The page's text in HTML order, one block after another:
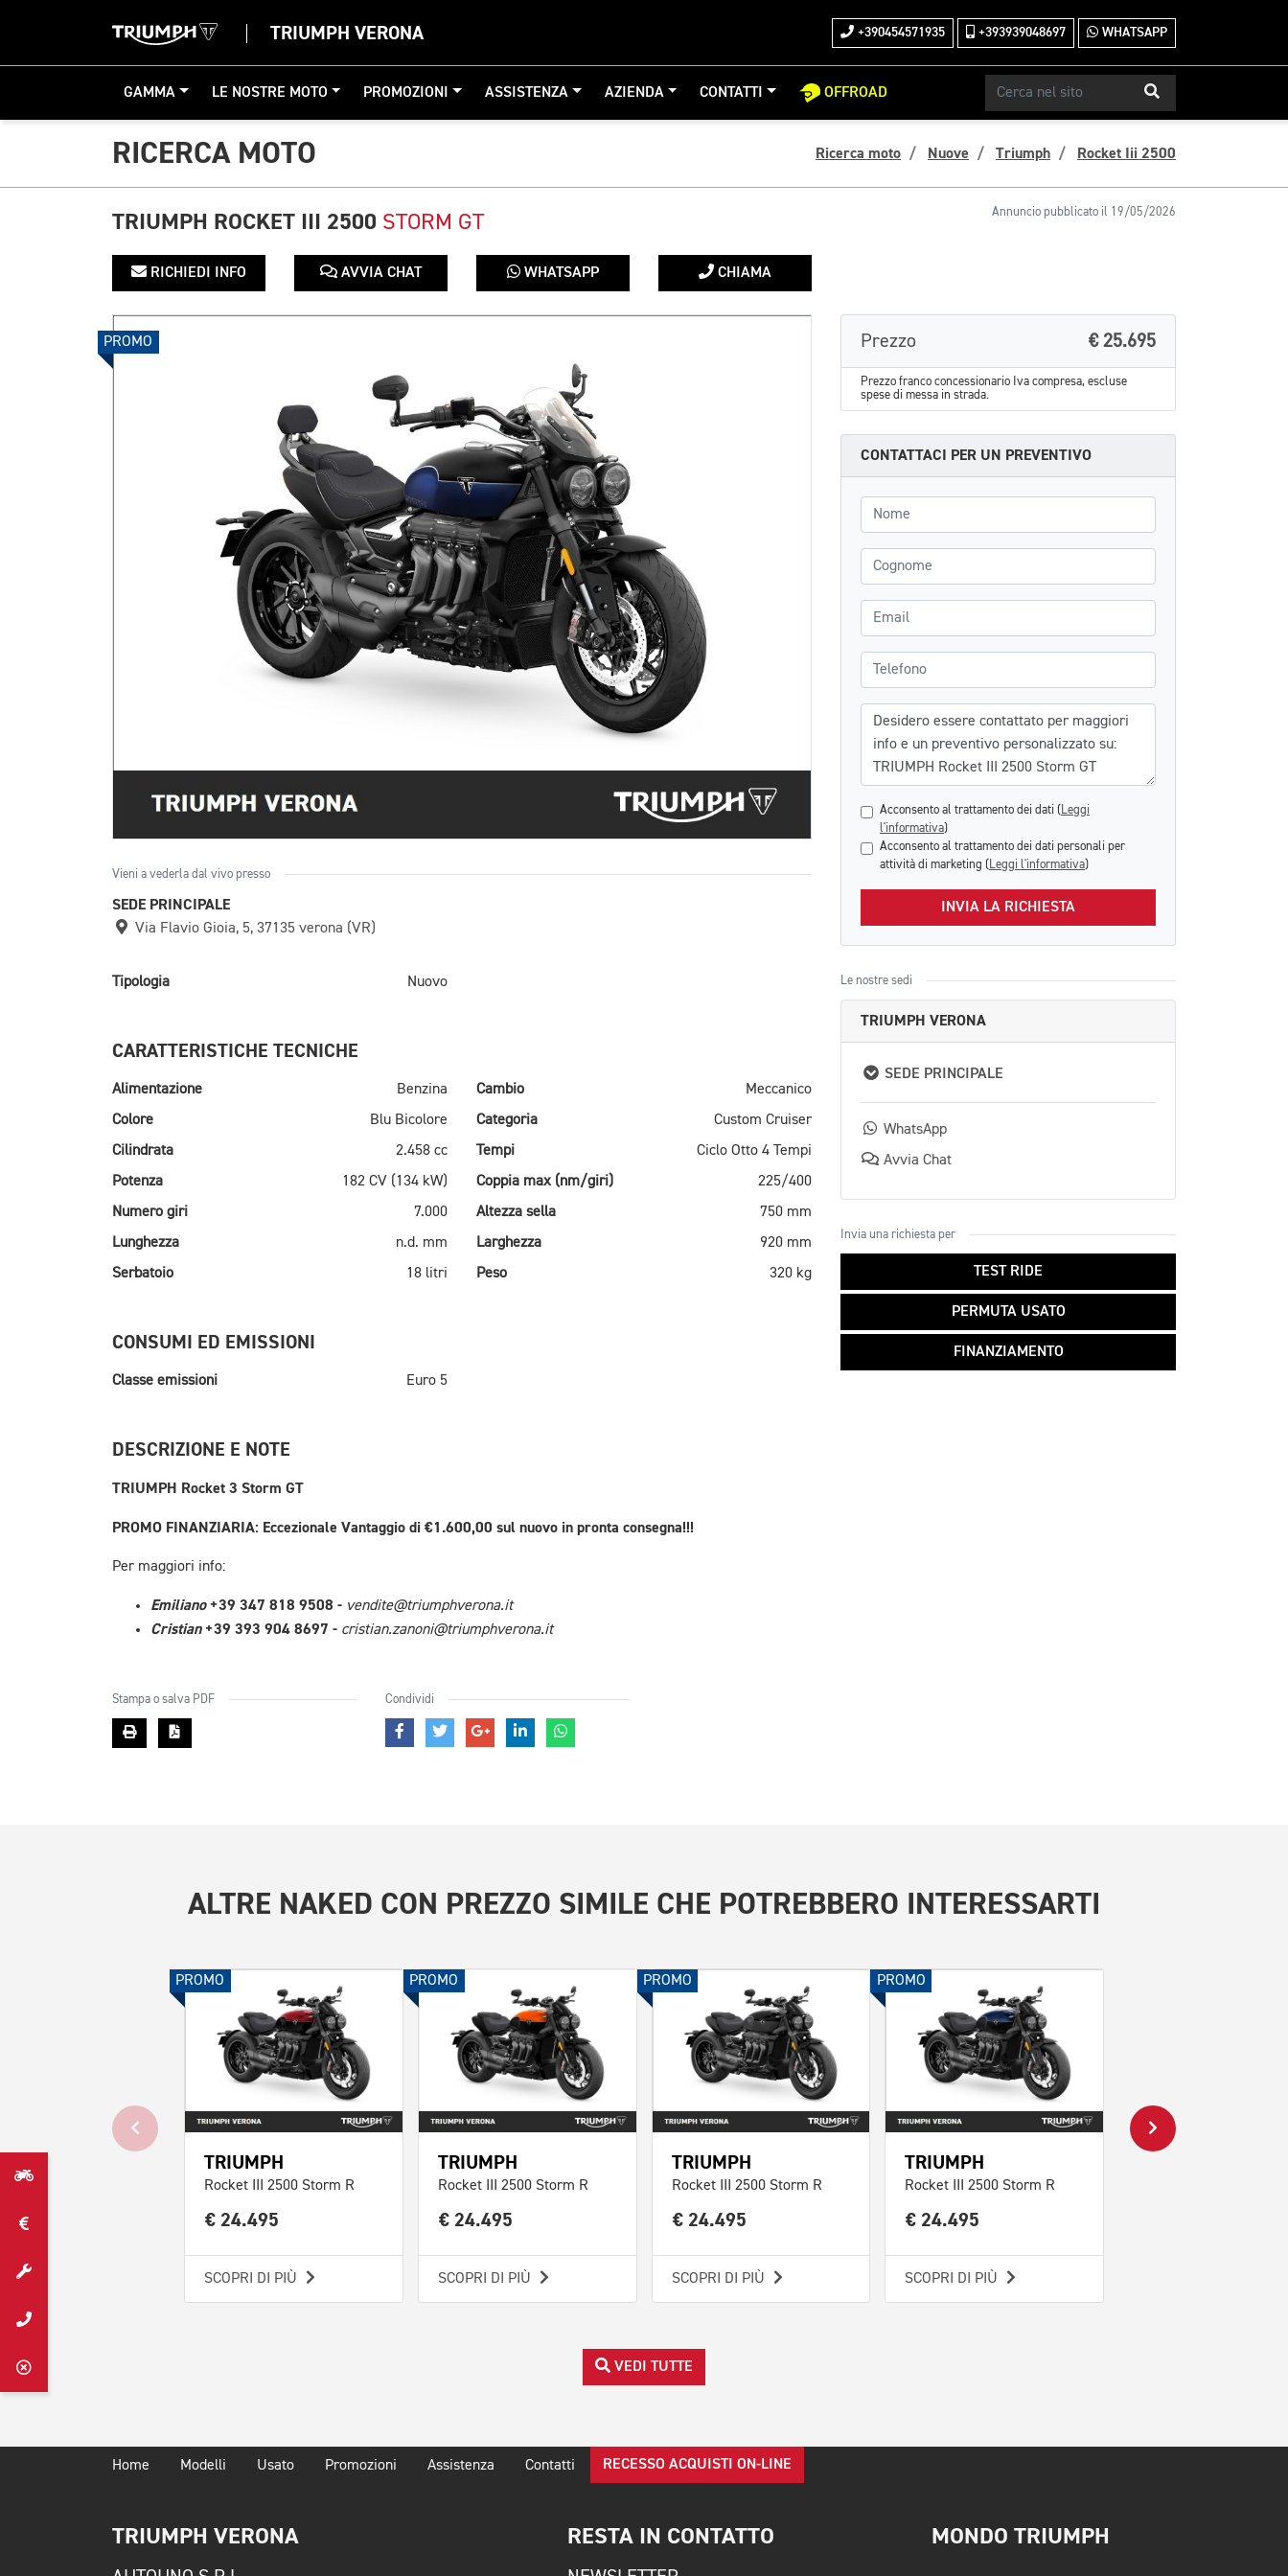
TRIUMPH VERONA +390454571935 +393939048697 WHATSAPP
GAMMA LE NOSTRE MOTO PROMOZIONI ASSISTENZA AZIENDA CONTATTI OFFROAD
RICERCA MOTO Ricerca moto Nuove Triumph Rocket Iii 2500
Annuncio pubblicato il 19/05/2026
TRIUMPH ROCKET III 2500 STORM GT
RICHIEDI INFO AVVIA CHAT WHATSAPP CHIAMA
PROMO
Vieni a vederla dal vivo presso
SEDE PRINCIPALE
Via Flavio Gioia, 5, 37135 verona (VR)
Tipologia Nuovo
CARATTERISTICHE TECNICHE
Alimentazione Benzina Cambio
Meccanico
Colore
Blu Bicolore Categoria
Custom Cruiser
Cilindrata
2.458 cc Tempi
Ciclo Otto 4 Tempi
Potenza
182 CV (134 kW) Coppia max (nm/giri)
225/400
Numero giri
7.000 Altezza sella
750 mm
Lunghezza
n.d. mm Larghezza
920 mm
Serbatoio
18 litri Peso 320 kg
CONSUMI ED EMISSIONI
Classe emissioni Euro 5
DESCRIZIONE E NOTE
TRIUMPH Rocket 3 Storm GT
PROMO FINANZIARIA: Eccezionale Vantaggio di €1.600,00 sul nuovo in pronta consegna!!!
Per maggiori info:
Emiliano+39 347 818 9508 - vendite@triumphverona.it
Cristian+39 393 904 8697 - cristian.zanoni@triumphverona.it
Prezzo € 25.695
Prezzo franco concessionario Iva compresa, escluse
spese di messa in strada.
CONTATTACI PER UN PREVENTIVO
Nome
Cognome
Email
Telefono
Messaggio
Acconsento al trattamento dei dati ( Leggi
l'informativa)
Acconsento al trattamento dei dati personali per
attività di marketing ( Leggi l'informativa)
INVIA LA RICHIESTA
Le nostre sedi
TRIUMPH VERONA
SEDE PRINCIPALE
WhatsApp
Avvia Chat
Invia una richiesta per
TEST RIDE
PERMUTA USATO
FINANZIAMENTO
Stampa o salva PDF Condividi
ALTRE NAKED CON PREZZO SIMILE CHE POTREBBERO INTERESSARTI
PROMO
TRIUMPH
Rocket III 2500 Storm R
€ 24.495
SCOPRI DI PIÙ
PROMO
TRIUMPH
Rocket III 2500 Storm R
€ 24.495
SCOPRI DI PIÙ
PROMO
TRIUMPH
Rocket III 2500 Storm R
€ 24.495
SCOPRI DI PIÙ
PROMO
TRIUMPH
Rocket III 2500 Storm R
€ 24.495
SCOPRI DI PIÙ
VEDI TUTTE
Home Modelli Usato Promozioni Assistenza Contatti RECESSO ACQUISTI ON-LINE
TRIUMPH VERONA RESTA IN CONTATTO MONDO TRIUMPH